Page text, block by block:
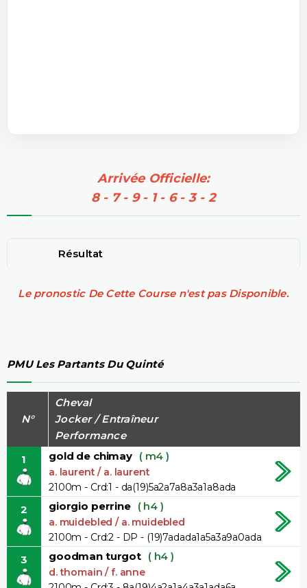
Arrivée Officielle:
8 - 7 - 9 - 1 - 6 - 3 - 2
Résultat
Le pronostic De Cette Course n'est pas Disponible.
PMU Les Partants Du Quinté
N°
Cheval
Jocker / Entraîneur
Performance
1
gold de chimay ( m4 )
a. laurent / a. laurent
2100m - Crd:1 - da(19)5a2a7a8a3a1a8ada
2 giorgio perrine ( h4 )
a. muidebled / a. muidebled
2100m - Crd:2 - DP - (19)7adada1a5a3a9a0ada
3 goodman turgot ( h4 )
d. thomain / f. anne